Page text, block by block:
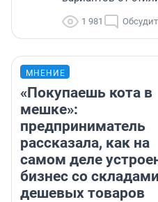
1 981
МНЕНИЕ
«Покупаешь кота в
мешке»:
предприниматель
рассказала, как на
самом деле
бизнес со складами
дешевых товаров